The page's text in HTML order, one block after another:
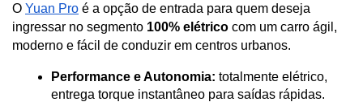
O Yuan Pro é a opção de entrada para quem deseja
ingressar no segmento 100% elétrico com um carro ágil,
moderno e fácil de conduzir em centros urbanos.
Performance e Autonomia: totalmente elétrico,
entrega torque instantâneo para saídas rápidas.